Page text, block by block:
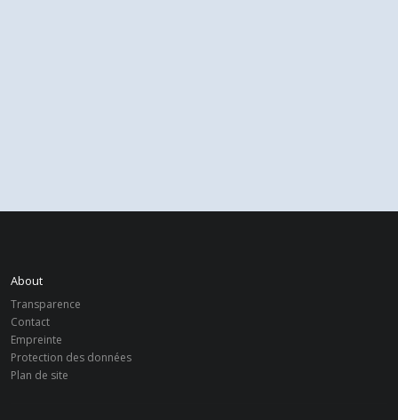
About
Transparence
Contact
Empreinte
Protection des données
Plan de site